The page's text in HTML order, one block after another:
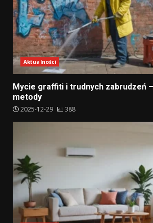
Aktualności
Mycie graffiti i trudnych zabrudzeń
metody
2025-12-29 388